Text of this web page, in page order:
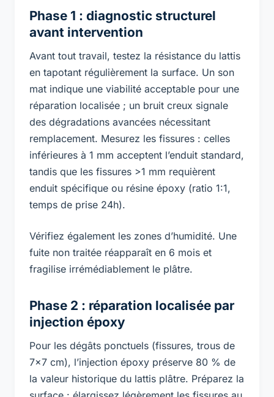
Phase 1 : diagnostic structurel
avant intervention
Avant tout travail, testez la résistance du lattis
en tapotant régulièrement la surface. Un son
mat indique une viabilité acceptable pour une
réparation localisée ; un bruit creux signale
des dégradations avancées nécessitant
remplacement. Mesurez les fissures : celles
inférieures à 1 mm acceptent l’enduit standard,
tandis que les fissures >1 mm requièrent
enduit spécifique ou résine époxy (ratio 1:1,
temps de prise 24h).
Vérifiez également les zones d’humidité. Une
fuite non traitée réapparaît en 6 mois et
fragilise irrémédiablement le plâtre.
Phase 2 : réparation localisée par
injection époxy
Pour les dégâts ponctuels (fissures, trous de
7×7 cm), l’injection époxy préserve 80 % de
la valeur historique du lattis plâtre. Préparez la